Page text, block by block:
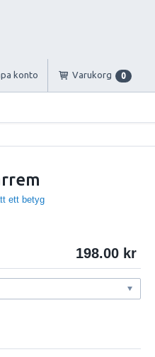
konto Varukorg 0
ett betyg
198.00